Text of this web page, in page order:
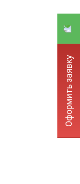
Оформить заявку